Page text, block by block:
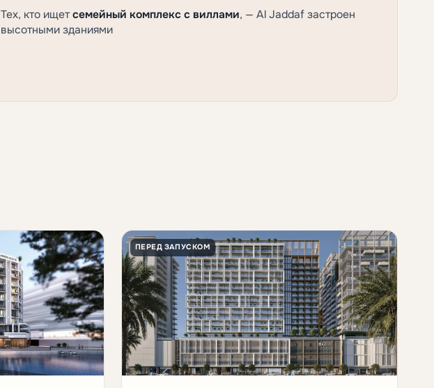
Тех, кто ищетсемейный комплекс с виллами, — Al Jaddaf застроен
высотными зданиями
ПЕРЕД ЗАПУСКОМ